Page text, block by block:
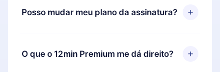
aproveitar nossa biblioteca. Se por algum motivo
não ficar satisfeito com nossa plataforma, basta
e solicitar o reembolso do valor. Você receberá
Posso mudar meu plano da assinatura?
Sim, mas a mudança só se aplicará a partir do
próximo período de cobrança. Por exemplo, se
você decidiu mudar sua assinatura mensal para
O que o 12min Premium me dá direito?